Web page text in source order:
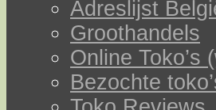
Adreslijst
Groothandels
Online Toko’s
Bezochte